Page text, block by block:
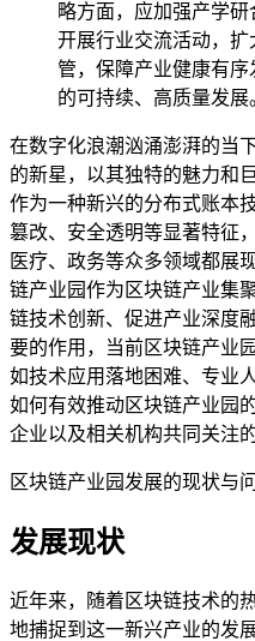
略方面，应加强产学研
开展行业交流活动，
管，保障产业健康有
的可持续、高质量发展
在数字化浪潮汹涌澎湃的当
的新星，以其独特的魅力和
作为一种新兴的分布式账本
篡改、安全透明等显著特征
医疗、政务等众多领域都展
链产业园作为区块链产业集
链技术创新、促进产业深度
要的作用，当前区块链产业
如技术应用落地困难、专业
如何有效推动区块链产业园
企业以及相关机构共同关注
区块链产业园发展的现状与
发展现状
近年来，随着区块链技术的
地捕捉到这一新兴产业的发